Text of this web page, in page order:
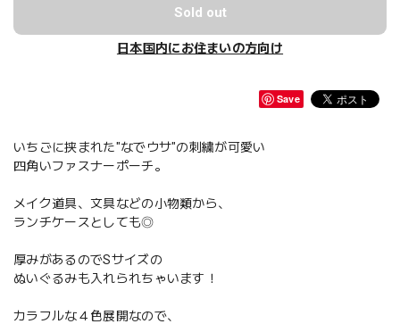
Sold out
日本国内にお住まいの方向け
Save
いちごに挟まれた"なでウサ"の刺繍が可愛い
四角いファスナーポーチ。
メイク道具、文具などの小物類から、
ランチケースとしても◎
厚みがあるのでSサイズの
ぬいぐるみも入れられちゃいます！
カラフルな４色展開なので、